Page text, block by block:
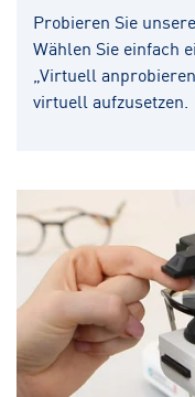
Probieren Sie
Wählen Sie einfach
„Virtuell
virtuell aufzusetzen.